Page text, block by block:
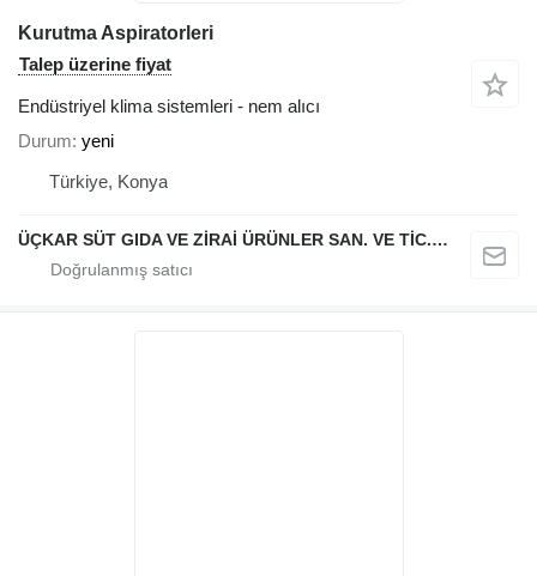
Kurutma Aspiratorleri
Talep üzerine fiyat
Endüstriyel klima sistemleri - nem alıcı
Durum yeni
Türkiye, Konya
ÜÇKAR SÜT GIDA VE ZİRAİ ÜRÜNLER SAN. VE TİC. LTD. ŞTİ.